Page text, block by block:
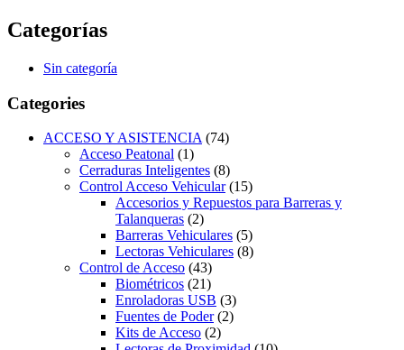
Categorías
Sin categoría
Categories
ACCESO Y ASISTENCIA (74)
Acceso Peatonal (1)
Cerraduras Inteligentes (8)
Control Acceso Vehicular (15)
Accesorios y Repuestos para Barreras y
Talanqueras (2)
Barreras Vehiculares (5)
Lectoras Vehiculares (8)
Control de Acceso (43)
Biométricos (21)
Enroladoras USB (3)
Fuentes de Poder (2)
Kits de Acceso (2)